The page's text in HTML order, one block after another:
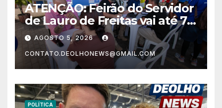
ATENÇÃO: Feirão do Servidor
de Lauro de Freitas vai até 7
de agosto com desconto na
compra de imóvel
AGOSTO 5, 2026
CONTATO.DEOLHONEWS@GMAIL.COM
POLÍTICA